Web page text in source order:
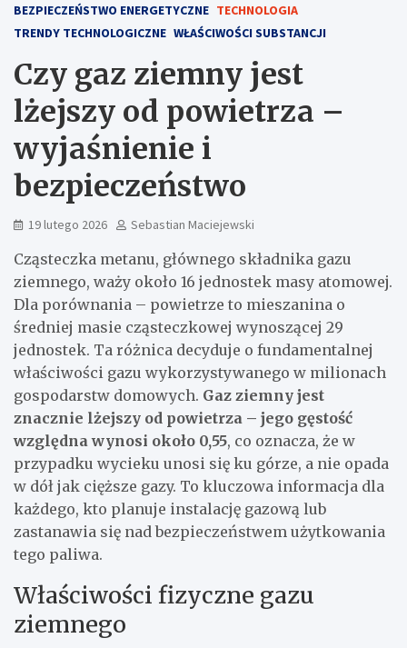
BEZPIECZEŃSTWO ENERGETYCZNE TECHNOLOGIA
TRENDY TECHNOLOGICZNE WŁAŚCIWOŚCI SUBSTANCJI
Czy gaz ziemny jest
lżejszy od powietrza –
wyjaśnienie i
bezpieczeństwo
19 lutego 2026 Sebastian Maciejewski
Cząsteczka metanu, głównego składnika gazu
ziemnego, waży około 16 jednostek masy atomowej.
Dla porównania – powietrze to mieszanina o
średniej masie cząsteczkowej wynoszącej 29
jednostek. Ta różnica decyduje o fundamentalnej
właściwości gazu wykorzystywanego w milionach
gospodarstw domowych. Gaz ziemny jest
znacznie lżejszy od powietrza – jego gęstość
względna wynosi około 0,55, co oznacza, że w
przypadku wycieku unosi się ku górze, a nie opada
w dół jak cięższe gazy. To kluczowa informacja dla
każdego, kto planuje instalację gazową lub
zastanawia się nad bezpieczeństwem użytkowania
tego paliwa.
Właściwości fizyczne gazu
ziemnego